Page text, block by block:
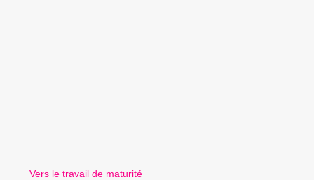
Vers le travail de maturité